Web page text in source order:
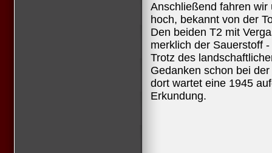
Anschließend fahren
hoch, bekannt von der
Den beiden T2 mit
merklich der Sauerstoff
Trotz des
Gedanken schon bei
dort wartet eine 1945
Erkundung.